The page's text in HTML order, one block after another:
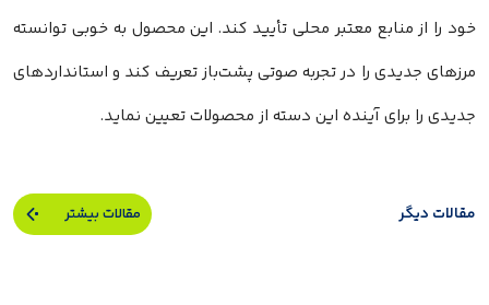
خود را از منابع معتبر محلی تأیید کند. این محصول به خوبی توانسته
مرزهای جدیدی را در تجربه صوتی پشت‌باز تعریف کند و استانداردهای
جدیدی را برای آینده این دسته از محصولات تعیین نماید.
مقالات دیگر مقالات بیشتر